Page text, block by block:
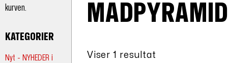
kurven.
KATEGORIER
Nyt - NYHEDER i
Viser 1 resultat